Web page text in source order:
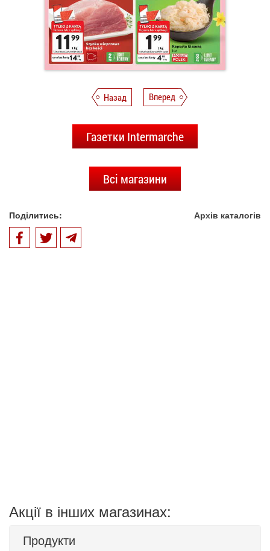
Назад Вперед
Газетки Intermarche
Всі магазини
Поділитись: Архів каталогів
Акції в інших магазинах:
Продукти